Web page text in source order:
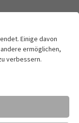
am
Einige davon
ermöglichen,
verbessern.